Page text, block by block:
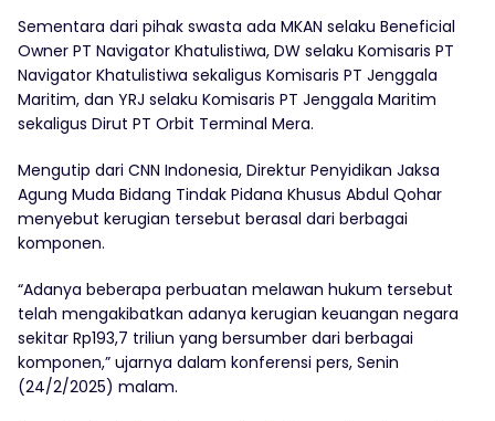
Sementara dari pihak swasta ada MKAN selaku Beneficial
Owner PT Navigator Khatulistiwa, ⁠DW selaku Komisaris PT
Navigator Khatulistiwa sekaligus Komisaris PT Jenggala
Maritim, dan ⁠YRJ selaku Komisaris PT Jenggala Maritim
sekaligus Dirut PT Orbit Terminal Mera.
Mengutip dari CNN Indonesia, Direktur Penyidikan Jaksa
Agung Muda Bidang Tindak Pidana Khusus Abdul Qohar
menyebut kerugian tersebut berasal dari berbagai
komponen.
“Adanya beberapa perbuatan melawan hukum tersebut
telah mengakibatkan adanya kerugian keuangan negara
sekitar Rp193,7 triliun yang bersumber dari berbagai
komponen,” ujarnya dalam konferensi pers, Senin
(24/2/2025) malam.